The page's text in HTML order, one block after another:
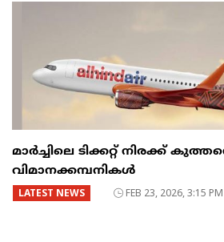
മാർച്ചിലെ ടിക്കറ്റ് നിരക്ക്
വിമാനക്കമ്പനികൾ
LATEST NEWS FEB 23, 2026, 3:15